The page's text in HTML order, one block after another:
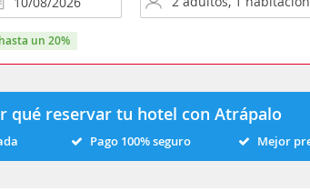
un 20%
qué reservar tu hotel con Atrápalo
Pago 100% seguro Mejor